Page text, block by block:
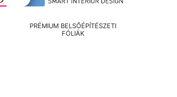
PRÉMIUM BELSŐÉPÍTÉSZETI
FÓLIÁK